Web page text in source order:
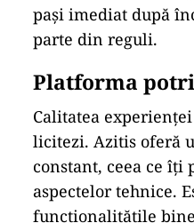
Plasarea
experiență. Poți
sau poți alege o
a prelua rapid
la fluxul licitației și
Confirmarea